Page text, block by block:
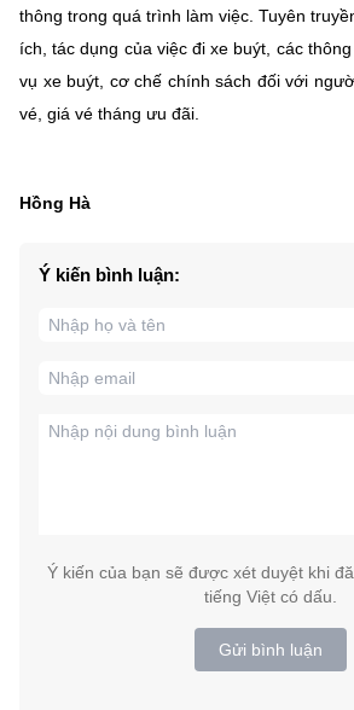
thông trong quá trình làm việc. Tuyên
ích, tác dụng của việc đi xe buýt, các
vụ xe buýt, cơ chế chính sách đối với
vé, giá vé tháng ưu đãi.
Hồng Hà
Ý kiến bình luận:
Ý kiến của bạn sẽ được xét duyệt khi
tiếng Việt có dấu.
Gửi bình luận